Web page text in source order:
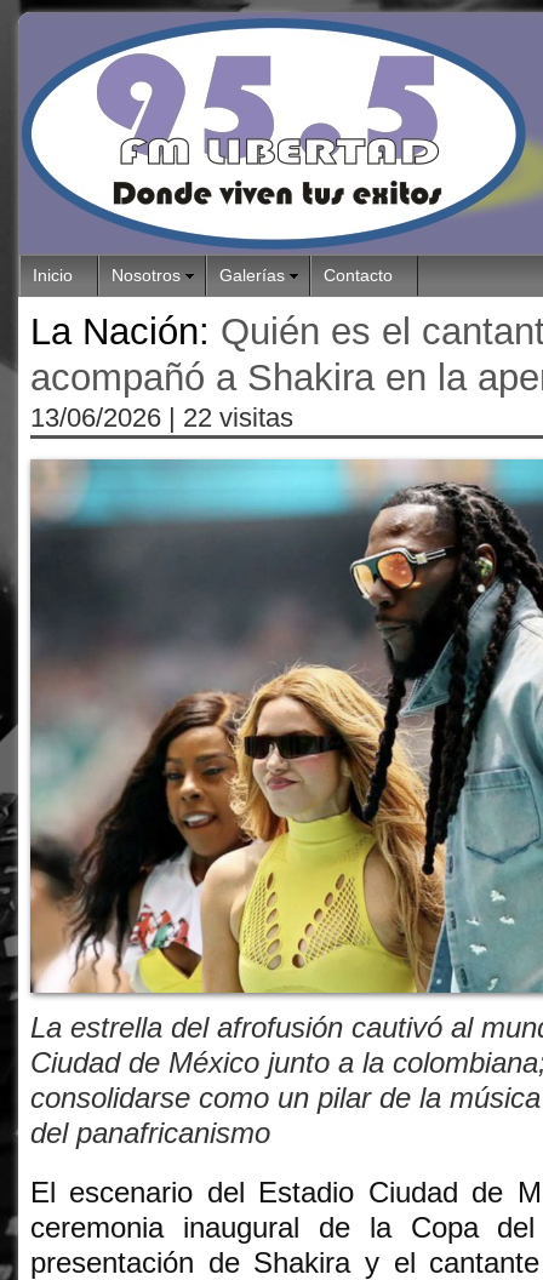
Inicio Nosotros Galerías Contacto
La Nación: Quién es el
acompañó a Shakira en la
13/06/2026 | 22 visitas
La estrella del afrofusión cautivó al
Ciudad de México junto a la
consolidarse como un pilar de la
del panafricanismo
El escenario del Estadio Ciudad de
ceremonia inaugural de la Copa
presentación de Shakira y el